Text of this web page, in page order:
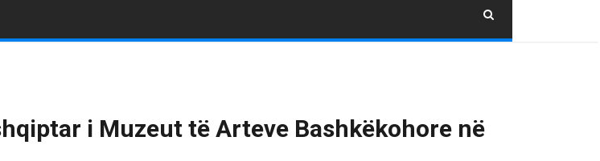
i Muzeut të Arteve Bashkëkohore në